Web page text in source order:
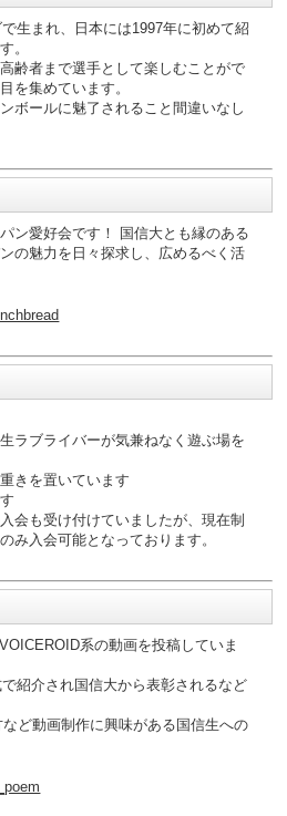
生まれ、日本には1997年に初めて紹
。
齢者まで選手として楽しむことがで
を集めています。
ボールに魅了されること間違いなし
ン愛好会です！ 国信大とも縁のある
の魅力を日々探求し、広めるべく活
ラブライバーが気兼ねなく遊ぶ場を
きを置いています
会も受け付けていましたが、現在制
み入会可能となっております。
系の動画を投稿していま
紹介され国信大から表彰されるなど
ど動画制作に興味がある国信生への